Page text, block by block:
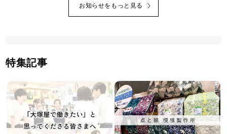
お知らせをもっと見る
特集記事